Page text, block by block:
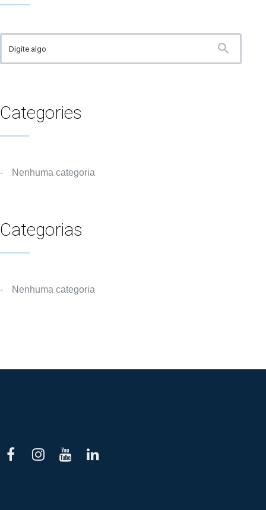
Categories
Nenhuma categoria
Categorias
Nenhuma categoria